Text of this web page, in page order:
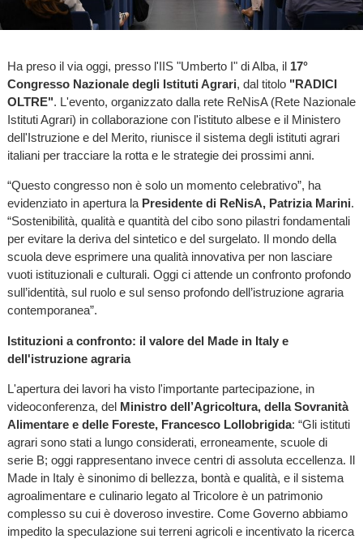
Ha preso il via oggi, presso l'IIS "Umberto I" di Alba, il 17°
Congresso Nazionale degli Istituti Agrari, dal titolo "RADICI
OLTRE". L'evento, organizzato dalla rete ReNisA (Rete Nazionale
Istituti Agrari) in collaborazione con l'istituto albese e il Ministero
dell'Istruzione e del Merito, riunisce il sistema degli istituti agrari
italiani per tracciare la rotta e le strategie dei prossimi anni.
“Questo congresso non è solo un momento celebrativo”, ha
evidenziato in apertura la Presidente di ReNisA, Patrizia Marini.
“Sostenibilità, qualità e quantità del cibo sono pilastri fondamentali
per evitare la deriva del sintetico e del surgelato. Il mondo della
scuola deve esprimere una qualità innovativa per non lasciare
vuoti istituzionali e culturali. Oggi ci attende un confronto profondo
sull’identità, sul ruolo e sul senso profondo dell’istruzione agraria
contemporanea”.
Istituzioni a confronto: il valore del Made in Italy e
dell'istruzione agraria
L'apertura dei lavori ha visto l'importante partecipazione, in
videoconferenza, del Ministro dell’Agricoltura, della Sovranità
Alimentare e delle Foreste, Francesco Lollobrigida: “Gli istituti
agrari sono stati a lungo considerati, erroneamente, scuole di
serie B; oggi rappresentano invece centri di assoluta eccellenza. Il
Made in Italy è sinonimo di bellezza, bontà e qualità, e il sistema
agroalimentare e culinario legato al Tricolore è un patrimonio
complesso su cui è doveroso investire. Come Governo abbiamo
impedito la speculazione sui terreni agricoli e incentivato la ricerca